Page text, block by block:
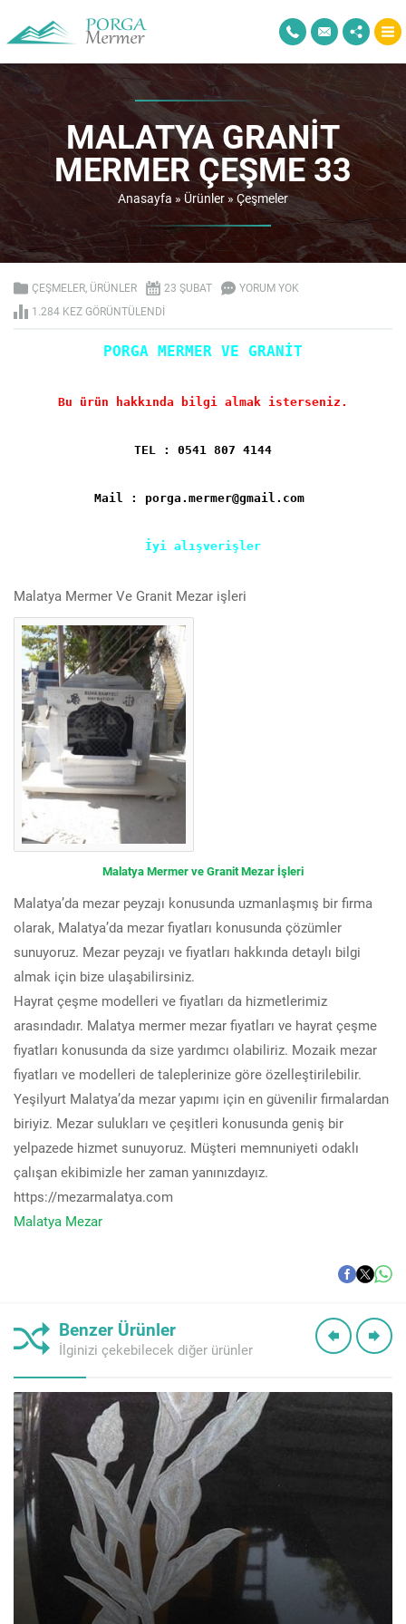
MALATYA GRANIT
MERMER ÇEŞME 33
Anasayfa »Ürünler »Çeşmeler
ÇEŞMELER ÜRÜNLER 23 ŞUBAT
YORUM YOK
1.284 KEZ GÖRÜNTÜLENDI
PORGA MERMER VE GRANİT
Bu ürün hakkında bilgi almak isterseniz.
TEL : 0541 807 4144
Mail : porga.mermer@gmail.com
İyi alışverişler
Malatya Mermer Ve Granit Mezar işleri
Malatya Mermer ve Granit Mezar İşleri
Malatya’da mezar peyzajı konusunda uzmanlaşmış bir firma
olarak, Malatya’da mezar fiyatları konusunda çözümler
sunuyoruz. Mezar peyzajı ve fiyatları hakkında detaylı bilgi
almak için bize ulaşabilirsiniz.
Hayrat çeşme modelleri ve fiyatları da hizmetlerimiz
arasındadır. Malatya mermer mezar fiyatları ve hayrat çeşme
fiyatları konusunda da size yardımcı olabiliriz. Mozaik mezar
fiyatları ve modelleri de taleplerinize göre özelleştirilebilir.
Yeşilyurt Malatya’da mezar yapımı için en güvenilir firmalardan
biriyiz. Mezar sulukları ve çeşitleri konusunda geniş bir
yelpazede hizmet sunuyoruz. Müşteri memnuniyeti odaklı
çalışan ekibimizle her zaman yanınızdayız.
https://mezarmalatya.com
Malatya Mezar
Benzer Ürünler
İlginizi çekebilecek diğer ürünler